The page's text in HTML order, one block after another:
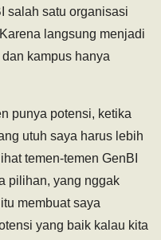
salah satu organisasi
langsung menjadi
kampus hanya
punya potensi, ketika
utuh saya harus lebih
temen-temen GenBI
pilihan, yang nggak
membuat saya
yang baik kalau kita